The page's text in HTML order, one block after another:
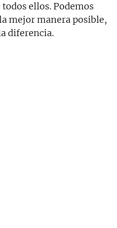
ellos. Podemos
mejor manera posible,
diferencia.